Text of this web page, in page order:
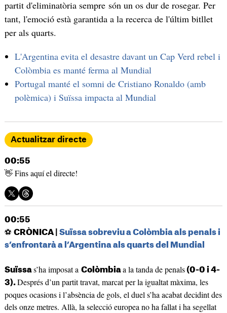
partit d'eliminatòria sempre són un os dur de rosegar. Per
tant, l'emoció està garantida a la recerca de l'últim bitllet
per als quarts.
L'Argentina evita el desastre davant un Cap Verd rebel i
Colòmbia es manté ferma al Mundial
Portugal manté el somni de Cristiano Ronaldo (amb
polèmica) i Suïssa impacta al Mundial
Actualitzar directe
00:55
👋 Fins aquí el directe!
00:55
⚽ CRÒNICA | Suïssa sobreviu a Colòmbia als penals i
s’enfrontarà a l’Argentina als quarts del Mundial
Suïssas’ha imposat a Colòmbiaa la tanda de penals(0-0 i 4-
3).Després d’un partit travat, marcat per la igualtat màxima, les
poques ocasions i l’absència de gols, el duel s’ha acabat decidint des
dels onze metres. Allà, la selecció europea no ha fallat i ha segellat